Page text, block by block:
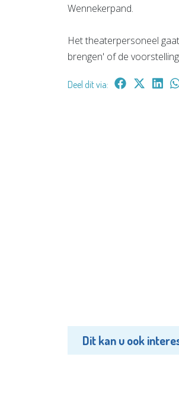
Wennekerpand.
Het theaterpersoneel
brengen' of de
Deel dit via:
Dit kan u ook